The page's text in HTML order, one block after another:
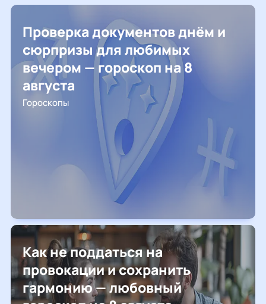
Проверка документов днём и
сюрпризы для любимых
вечером — гороскоп на 8
августа
Гороскопы
Как не поддаться на
провокации и сохранить
гармонию — любовный